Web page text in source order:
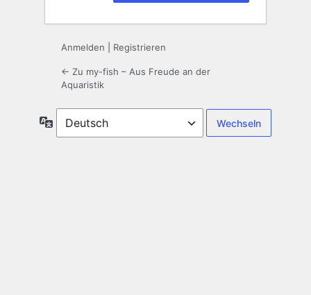
Anmelden Registrieren
← Zu my-fish – Aus Freude an der
Aquaristik
Sprache